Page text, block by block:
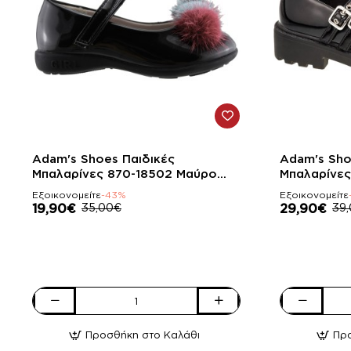
-43%
Adam's Shoes Παιδικές
Μπαλαρίνες 870-18502 Μαύρο
Λουστρίνι
Εξοικονομείτε-43%
19,90€ 35,00€
Adam's
Παιδικές Προσθήκη στο Καλάθι
-23%
Adam's
Λουστρίνι
Εξοικονομείτε
29,90€
Adam's
Παιδικές